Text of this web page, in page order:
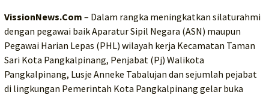
VissionNews.Com – Dalam rangka meningkatkan silaturahmi
dengan pegawai baik Aparatur Sipil Negara (ASN) maupun
Pegawai Harian Lepas (PHL) wilayah kerja Kecamatan Taman
Sari Kota Pangkalpinang, Penjabat (Pj) Walikota
Pangkalpinang, Lusje Anneke Tabalujan dan sejumlah pejabat
di lingkungan Pemerintah Kota Pangkalpinang gelar buka